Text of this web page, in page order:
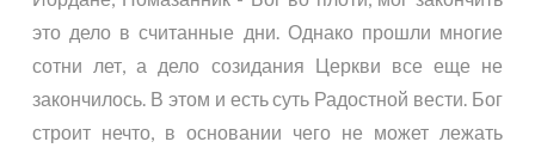
это дело в считанные дни. Однако прошли многие
сотни лет, а дело созидания Церкви все еще не
закончилось. В этом и есть суть Радостной вести. Бог
строит нечто, в основании чего не может лежать